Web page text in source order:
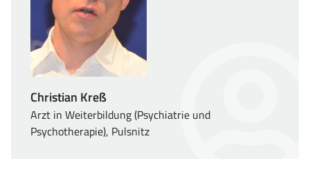
Christian Kreß
Arzt in Weiterbildung (Psychiatrie und
Psychotherapie), Pulsnitz